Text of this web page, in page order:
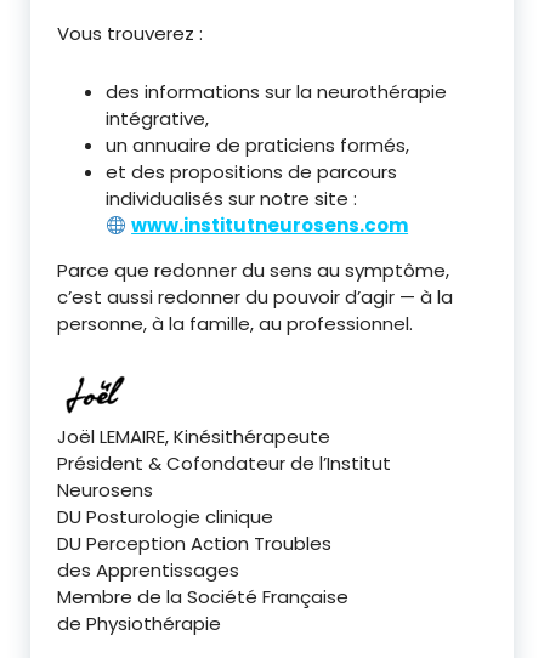
Vous trouverez :
des informations sur la neurothérapie
intégrative,
un annuaire de praticiens formés,
et des propositions de parcours
individualisés sur notre site :
www.institutneurosens.com
Parce que redonner du sens au symptôme,
c’est aussi redonner du pouvoir d’agir — à la
personne, à la famille, au professionnel.
Joël LEMAIRE, Kinésithérapeute
Président & Cofondateur de l’Institut
Neurosens
DU Posturologie clinique
DU Perception Action Troubles
des Apprentissages
Membre de la Société Française
de Physiothérapie